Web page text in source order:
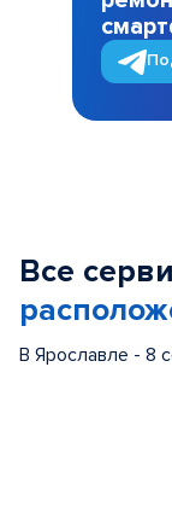
Все
В Ярославле - 8